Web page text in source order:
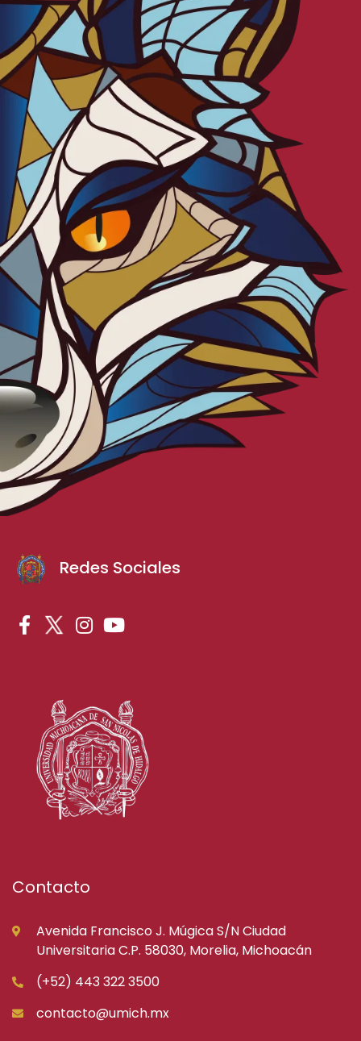
Redes Sociales
Contacto
Avenida Francisco J. Múgica S/N Ciudad
Universitaria C.P. 58030, Morelia, Michoacán
(+52) 443 322 3500
contacto@umich.mx